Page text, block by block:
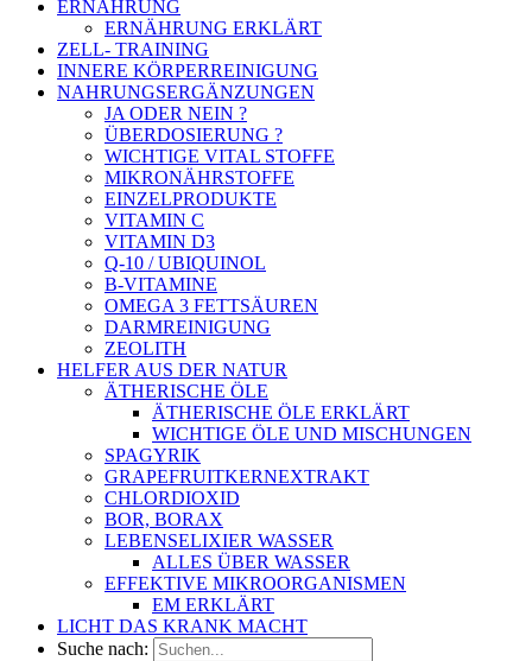
ERNÄHRUNG
ERNÄHRUNG ERKLÄRT
ZELL- TRAINING
INNERE KÖRPERREINIGUNG
NAHRUNGSERGÄNZUNGEN
JA ODER NEIN ?
ÜBERDOSIERUNG ?
WICHTIGE VITAL STOFFE
MIKRONÄHRSTOFFE
EINZELPRODUKTE
VITAMIN C
VITAMIN D3
Q-10 / UBIQUINOL
B-VITAMINE
OMEGA 3 FETTSÄUREN
DARMREINIGUNG
ZEOLITH
HELFER AUS DER NATUR
ÄTHERISCHE ÖLE
ÄTHERISCHE ÖLE ERKLÄRT
WICHTIGE ÖLE UND MISCHUNGEN
SPAGYRIK
GRAPEFRUITKERNEXTRAKT
CHLORDIOXID
BOR, BORAX
LEBENSELIXIER WASSER
ALLES ÜBER WASSER
EFFEKTIVE MIKROORGANISMEN
EM ERKLÄRT
LICHT DAS KRANK MACHT
Suche nach: